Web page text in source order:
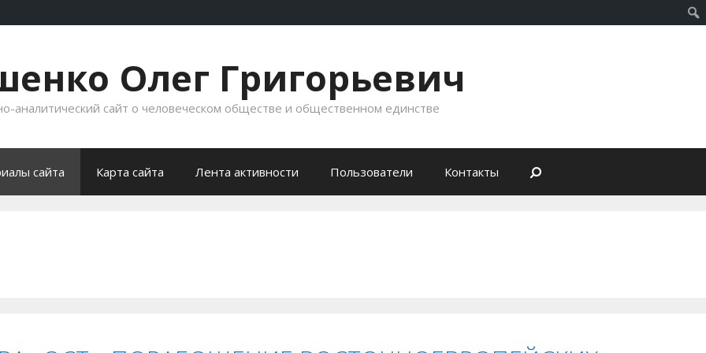
Олег Григорьевич
аналитический сайт о человеческом обществе и общественном единстве
сайта Карта сайта Лента активности Пользователи Контакты